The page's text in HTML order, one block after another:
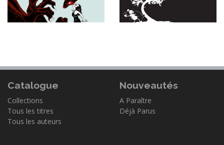
Catalogue
Collections
Tous les titres
Tous les auteurs
Nouveautés
A Paraître
Déjà Parus